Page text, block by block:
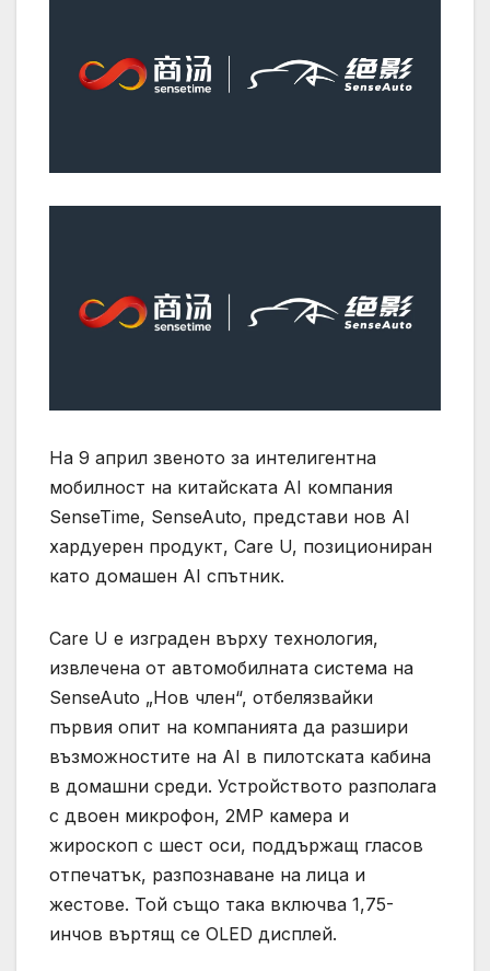
На 9 април звеното за интелигентна
мобилност на китайската AI компания
SenseTime, SenseAuto, представи нов AI
хардуерен продукт, Care U, позициониран
като домашен AI спътник.
Care U е изграден върху технология,
извлечена от автомобилната система на
SenseAuto „Нов член“, отбелязвайки
първия опит на компанията да разшири
възможностите на AI в пилотската кабина
в домашни среди. Устройството разполага
с двоен микрофон, 2MP камера и
жироскоп с шест оси, поддържащ гласов
отпечатък, разпознаване на лица и
жестове. Той също така включва 1,75-
инчов въртящ се OLED дисплей.